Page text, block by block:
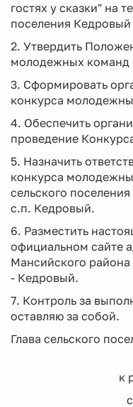
гостях у сказки" на
поселения Кедровый
2. Утвердить
молодежных команд
3. Сформировать
конкурса
4. Обеспечить
проведение
5. Назначить
конкурса
сельского
с.п. Кедровый.
6. Разместить
официальном сайте
Мансийского района
- Кедровый.
7. Контроль за
оставляю за собой.
Глава сельского
к